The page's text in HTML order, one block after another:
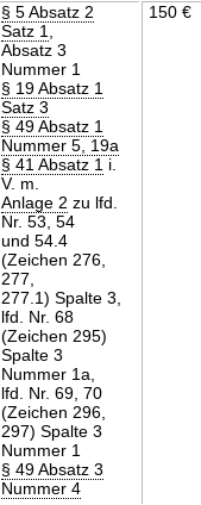
§ 5 Absatz 2
Satz 1
Absatz 3
Nummer 1
§ 19 Absatz 1
Satz 3
§ 49 Absatz 1
Nummer 5, 19a
§ 41 Absatz 1 i.
V. m.
Anlage 2 zu lfd.
Nr. 53, 54
und 54.4
(Zeichen 276,
277,
277.1) Spalte 3,
lfd. Nr. 68
(Zeichen 295)
Spalte 3
Nummer 1a,
lfd. Nr. 69, 70
(Zeichen 296,
297) Spalte 3
Nummer 1
§ 49 Absatz 3
Nummer 4
150 €